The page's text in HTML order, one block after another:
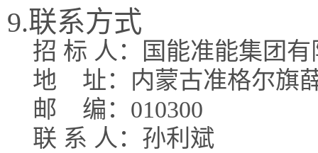
9.联系方式
招 标 人：国能准能集团
地
址：内蒙古准格尔旗
邮
编：010300
联 系 人：孙利斌